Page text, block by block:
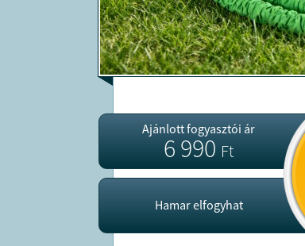
Ajánlott fogyasztói ár
6 990Ft
Hamar elfogyhat